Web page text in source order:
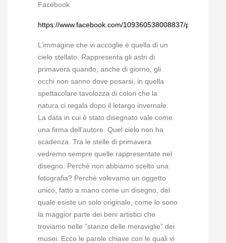
Facebook
https://www.facebook.com/109360538008837/photos/
L’immagine che vi accoglie è quella di un
cielo stellato. Rappresenta gli astri di
primavera quando, anche di giorno, gli
occhi non sanno dove posarsi, in quella
spettacolare tavolozza di colori che la
natura ci regala dopo il letargo invernale.
La data in cui è stato disegnato vale come
una firma dell’autore. Quel cielo non ha
scadenza. Tra le stelle di primavera
vedremo sempre quelle rappresentate nel
disegno. Perchè non abbiamo scelto una
fotografia? Perchè volevamo un oggetto
unico, fatto a mano come un disegno, del
quale esiste un solo originale, come lo sono
la maggior parte dei beni artistici che
troviamo nelle “stanze delle meraviglie” dei
musei. Ecco le parole chiave con le quali vi